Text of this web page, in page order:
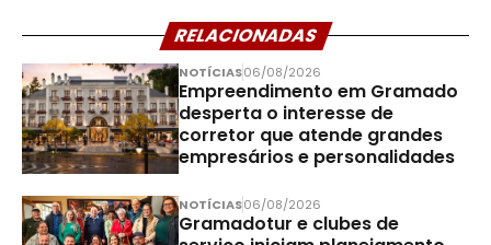
RELACIONADAS
NOTÍCIAS06/08/2026
Empreendimento em Gramado
desperta o interesse de
corretor que atende grandes
empresários e personalidades
NOTÍCIAS06/08/2026
Gramadotur e clubes de